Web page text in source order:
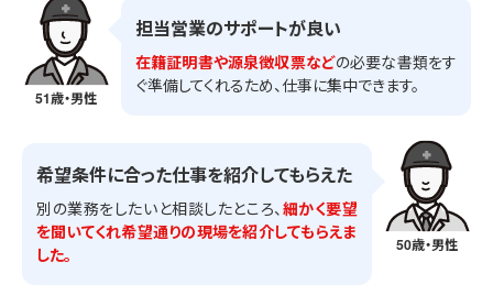
51歳・男性
担当営業のサポートが良い
在籍証明書や源泉徴収票などの必要な書類をす
ぐ準備してくれるため、仕事に集中できます。
50歳・男性
希望条件に合った仕事を紹介してもらえた
別の業務をしたいと相談したところ、細かく要望
を聞いてくれ希望通りの現場を紹介してもらえま
した。